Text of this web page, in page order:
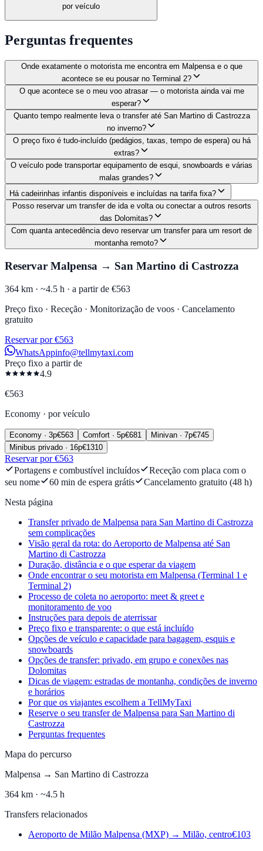
por veículo
Perguntas frequentes
Onde exatamente o motorista me encontra em Malpensa e o que
acontece se eu pousar no Terminal 2?
O que acontece se o meu voo atrasar — o motorista ainda vai me
esperar?
Quanto tempo realmente leva o transfer até San Martino di Castrozza
no inverno?
O preço fixo é tudo-incluído (pedágios, taxas, tempo de espera) ou há
extras?
O veículo pode transportar equipamento de esqui, snowboards e várias
malas grandes?
Há cadeirinhas infantis disponíveis e incluídas na tarifa fixa?
Posso reservar um transfer de ida e volta ou conectar a outros resorts
das Dolomitas?
Com quanta antecedência devo reservar um transfer para um resort de
montanha remoto?
Reservar Malpensa → San Martino di Castrozza
364 km · ~4.5 h · a partir de €563
Preço fixo · Receção · Monitorização de voos · Cancelamento
gratuito
Reservar por €563
WhatsAppinfo@tellmytaxi.com
Preço fixo a partir de
4.9
€563
Economy · por veículo
Economy · 3p€563 Comfort · 5p€681 Minivan · 7p€745
Minibus privado · 16p€1310
Reservar por €563
Portagens e combustível incluídos
Receção com placa com o
seu nome
60 min de espera grátis
Cancelamento gratuito (48 h)
Nesta página
Transfer privado de Malpensa para San Martino di Castrozza
sem complicações
Visão geral da rota: do Aeroporto de Malpensa até San
Martino di Castrozza
Duração, distância e o que esperar da viagem
Onde encontrar o seu motorista em Malpensa (Terminal 1 e
Terminal 2)
Processo de coleta no aeroporto: meet & greet e
monitoramento de voo
Instruções para depois de aterrissar
Preço fixo e transparente: o que está incluído
Opções de veículo e capacidade para bagagem, esquis e
snowboards
Opções de transfer: privado, em grupo e conexões nas
Dolomitas
Dicas de viagem: estradas de montanha, condições de inverno
e horários
Por que os viajantes escolhem a TellMyTaxi
Reserve o seu transfer de Malpensa para San Martino di
Castrozza
Perguntas frequentes
Mapa do percurso
Malpensa → San Martino di Castrozza
364 km · ~4.5 h
Transfers relacionados
Aeroporto de Milão Malpensa (MXP) → Milão, centro€103